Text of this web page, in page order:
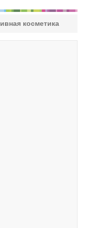
косметика